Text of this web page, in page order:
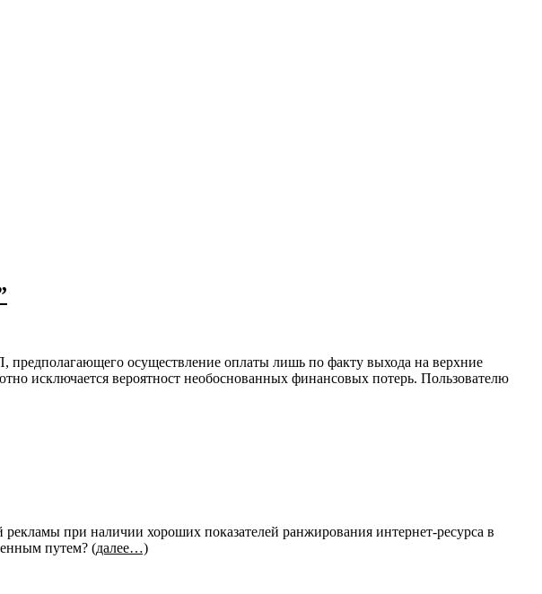
осуществление оплаты лишь по факту выхода на верхние
исключается вероятност необоснованных финансовых потерь. Пользователю
при наличии хороших показателей ранжирования интернет-ресурса в
путем? (далее…)